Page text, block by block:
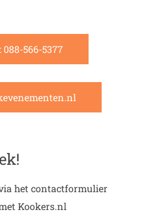
088-566-5377
het contactformulier
Kookers.nl